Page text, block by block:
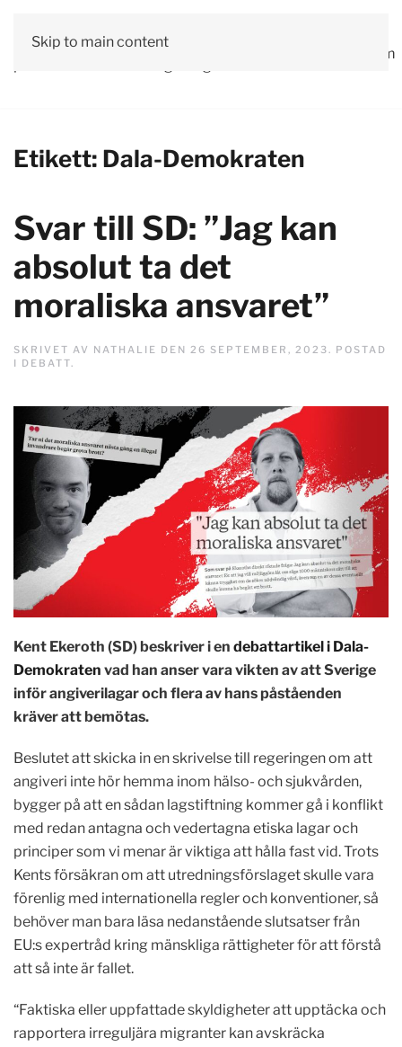
Skip to main content
Vår
Debatt
OmLäs våra
Valprogram
Etikett: Dala-Demokraten
Svar till SD: ”Jag kan
absolut ta det
moraliska ansvaret”
SKRIVET AV NATHALIE DEN 26 SEPTEMBER, 2023. POSTAD
I DEBATT.
Kent Ekeroth (SD) beskriver i en debattartikel i Dala-
Demokraten vad han anser vara vikten av att Sverige
inför angiverilagar och flera av hans påståenden
kräver att bemötas.
Beslutet att skicka in en skrivelse till regeringen om att
angiveri inte hör hemma inom hälso- och sjukvården,
bygger på att en sådan lagstiftning kommer gå i konflikt
med redan antagna och vedertagna etiska lagar och
principer som vi menar är viktiga att hålla fast vid. Trots
Kents försäkran om att utredningsförslaget skulle vara
förenlig med internationella regler och konventioner, så
behöver man bara läsa nedanstående slutsatser från
EU:s expertråd kring mänskliga rättigheter för att förstå
att så inte är fallet.
“Faktiska eller uppfattade skyldigheter att upptäcka och
rapportera irreguljära migranter kan avskräcka